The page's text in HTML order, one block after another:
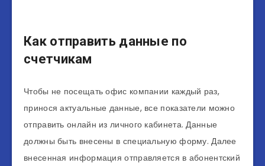
Как отправить данные по
счетчикам
Чтобы не посещать офис компании каждый раз,
принося актуальные данные, все показатели можно
отправить онлайн из личного кабинета. Данные
должны быть внесены в специальную форму. Далее
внесенная информация отправляется в абонентский